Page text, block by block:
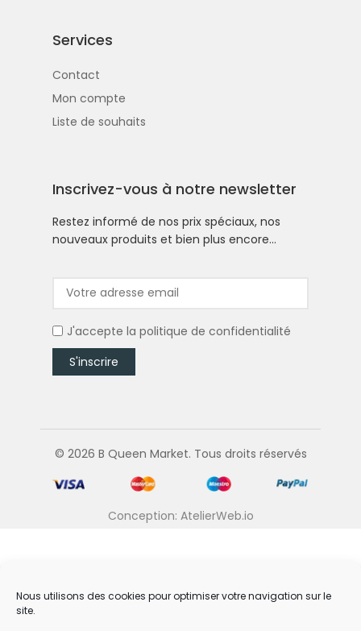
Nous utilisons des cookies pour optimiser votre navigation sur le
site.
Services
Contact
Mon compte
Liste de souhaits
Inscrivez-vous à notre newsletter
Restez informé de nos prix spéciaux, nos
nouveaux produits et bien plus encore…
J'accepte la politique de confidentialité
© 2026 B Queen Market. Tous droits réservés
Conception: AtelierWeb.io